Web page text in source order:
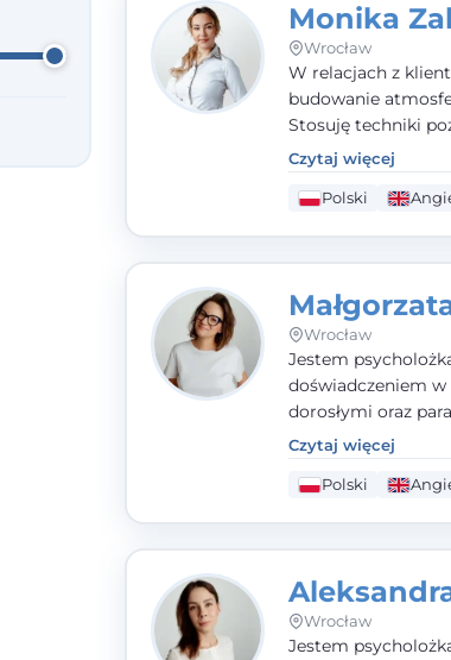
zasobach.
Monika
Wrocław
W relacjach z
budowanie
Stosuję techniki
które koncentrują
osiąganiu
rozwiązania
Czytaj więcej
Polski
Wrocław
Jestem
doświadczeniem
dorosłymi oraz
seksualnego,
zawodowego.
podejściu
Czytaj więcej
Polski
Wrocław
Jestem